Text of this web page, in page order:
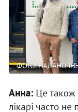
ФОТО: НАДАНО
Анна: Це також
лікарі часто не